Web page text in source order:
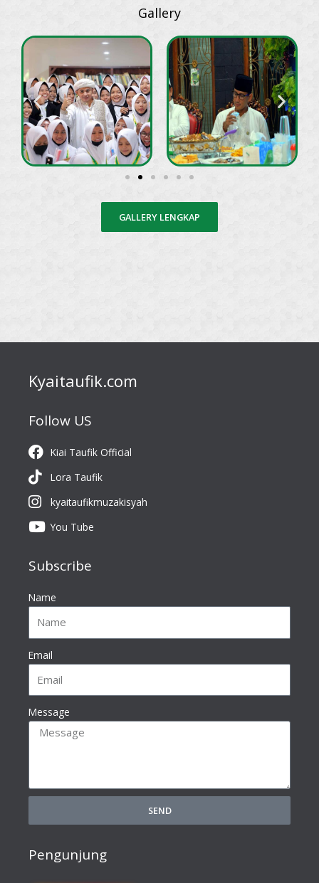
Gallery
GALLERY LENGKAP
Kyaitaufik.com
Follow US
Kiai Taufik Official
Lora Taufik
kyaitaufikmuzakisyah
You Tube
Subscribe
Name
Email
Message
SEND
Pengunjung